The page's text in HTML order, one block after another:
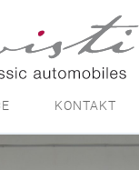
KONTAKT